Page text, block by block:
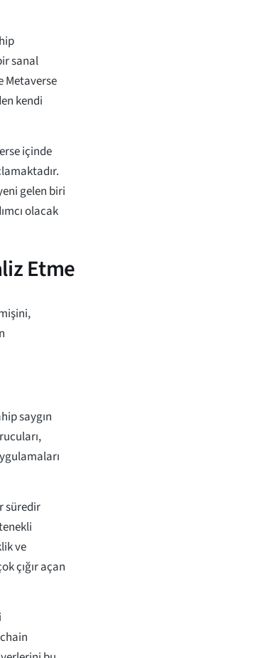
sanal
Metaverse
kendi
içinde
gelen biri
olacak
Etme
saygın
süredir
ve
çığır açan